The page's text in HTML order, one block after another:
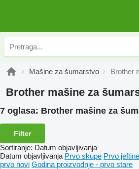
Mašine za šumarstvo Brother
Brother mašine za
7 oglasa: Brother mašine za
Filter
Sortiranje: Datum objavljivanja
Datum objavljivanja Prvo skupe Prvo jeftine
prvo novi Godina proizvodnje - prvo stare